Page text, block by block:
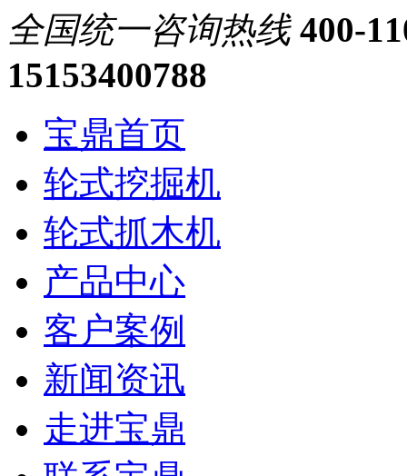
全国统一咨询热线 400-
15153400788
宝鼎首页
轮式挖掘机
轮式抓木机
产品中心
客户案例
新闻资讯
走进宝鼎